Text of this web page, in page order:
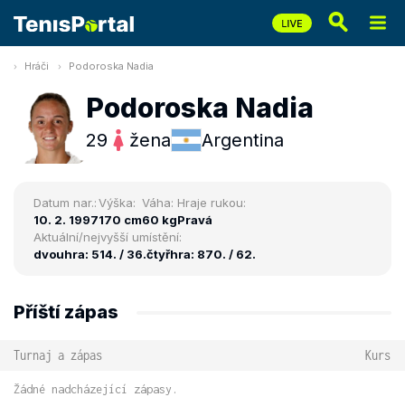
Hráči Podoroska Nadia
Podoroska Nadia
29 žena Argentina
Datum nar.:
10. 2. 1997
Výška:
170 cm
Váha:
60 kg
Hraje rukou:
Pravá
Aktuální/nejvyšší umístění:
dvouhra: 514. / 36.čtyřhra: 870. / 62.
Příští zápas
Turnaj a zápas Kurs
Žádné nadcházející zápasy.